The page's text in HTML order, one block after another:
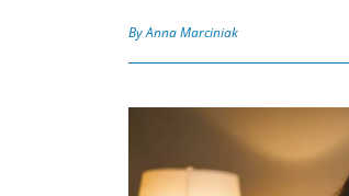
By Anna Marciniak